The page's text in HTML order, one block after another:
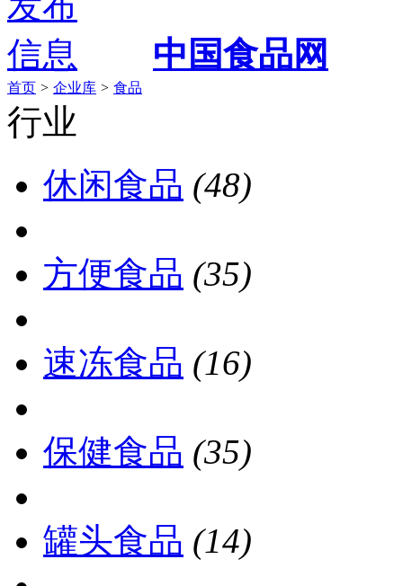
中国食品网
首页 > 企业库 > 食品
行业
休闲食品 (48)
方便食品 (35)
速冻食品 (16)
保健食品 (35)
罐头食品 (14)